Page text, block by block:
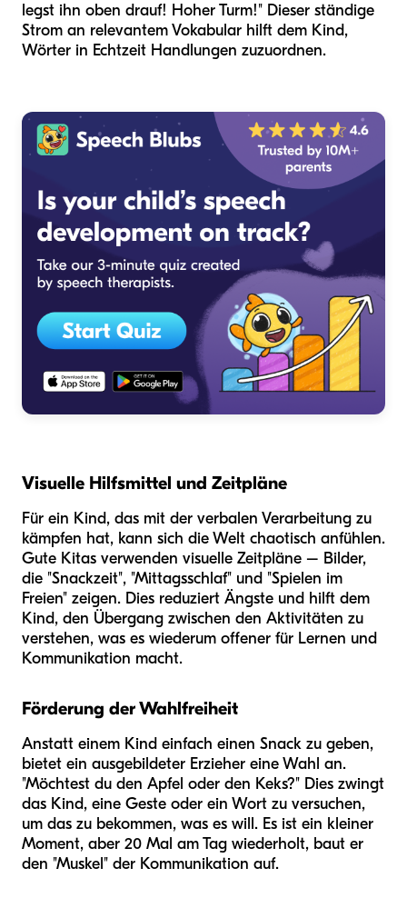
legst ihn oben drauf! Hoher Turm!" Dieser ständige
Strom an relevantem Vokabular hilft dem Kind,
Wörter in Echtzeit Handlungen zuzuordnen.
Visuelle Hilfsmittel und Zeitpläne
Für ein Kind, das mit der verbalen Verarbeitung zu
kämpfen hat, kann sich die Welt chaotisch anfühlen.
Gute Kitas verwenden visuelle Zeitpläne – Bilder,
die "Snackzeit", "Mittagsschlaf" und "Spielen im
Freien" zeigen. Dies reduziert Ängste und hilft dem
Kind, den Übergang zwischen den Aktivitäten zu
verstehen, was es wiederum offener für Lernen und
Kommunikation macht.
Förderung der Wahlfreiheit
Anstatt einem Kind einfach einen Snack zu geben,
bietet ein ausgebildeter Erzieher eine Wahl an.
"Möchtest du den Apfel oder den Keks?" Dies zwingt
das Kind, eine Geste oder ein Wort zu versuchen,
um das zu bekommen, was es will. Es ist ein kleiner
Moment, aber 20 Mal am Tag wiederholt, baut er
den "Muskel" der Kommunikation auf.